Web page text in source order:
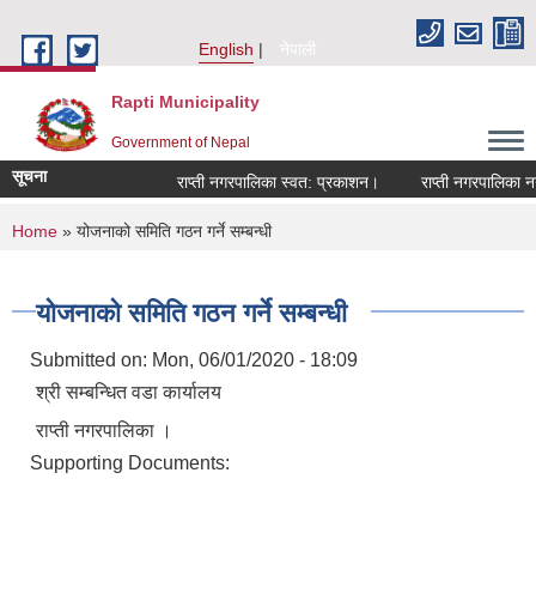
English
नेपाली
Rapti Municipality
Government of Nepal
सूचना राप्ती नगरपालिका स्वत: प्रकाशन। राप्ती नगरपालिका
You are here
Home » योजनाको समिति गठन गर्ने सम्बन्धी
योजनाको समिति गठन गर्ने सम्बन्धी
Submitted on: Mon, 06/01/2020 - 18:09
श्री सम्बन्धित वडा कार्यालय
राप्ती नगरपालिका ।
Supporting Documents: